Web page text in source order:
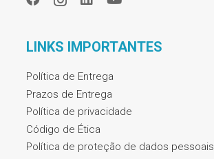
LINKS IMPORTANTES
Política de Entrega
Prazos de Entrega
Política de privacidade
Código de Ética
Política de proteção de dados pessoais